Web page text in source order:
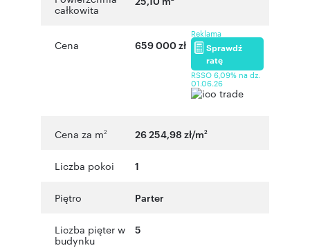
całkowita
Cena 659 000 zł
Reklama
Sprawdź
ratę
RSSO 6,09% na dz.
01.06.26
Cena za m2 26 254,98 zł/m2
Liczba pokoi 1
Piętro Parter
Liczba pięter w
budynku
5